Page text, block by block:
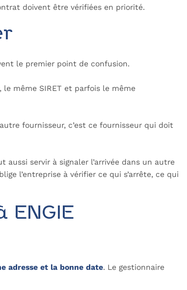
doivent être vérifiées en priorité.
le premier point de confusion.
le même SIRET et parfois le même
fournisseur, c’est ce fournisseur qui doit
servir à signaler l’arrivée dans un autre
l’entreprise à vérifier ce qui s’arrête, ce qui
ENGIE
adresse et la bonne date. Le gestionnaire